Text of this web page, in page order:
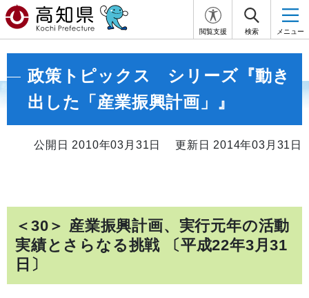
閲覧支援 検索 メニュー
政策トピックス シリーズ『動き
出した「産業振興計画」』
公開日 2010年03月31日 更新日 2014年03月31日
＜30＞ 産業振興計画、実行元年の活動
実績とさらなる挑戦 〔平成22年3月31
日〕